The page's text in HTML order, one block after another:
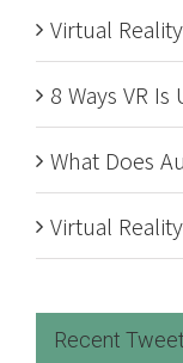
Virtual
8 Ways VR
What Does
Virtual
Recent